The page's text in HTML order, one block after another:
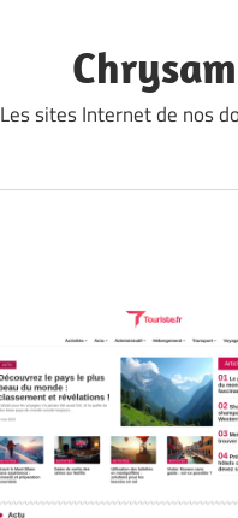
Chrysam
Les sites Internet de nos